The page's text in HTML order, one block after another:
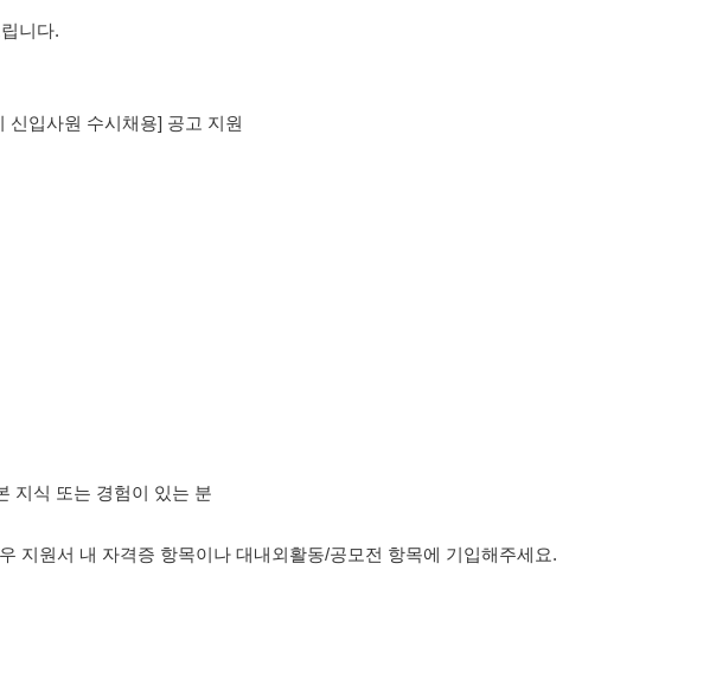
니다.
신입사원 수시채용] 공고 지원
지식 또는 경험이 있는 분
지원서 내 자격증 항목이나 대내외활동/공모전 항목에 기입해주세요.